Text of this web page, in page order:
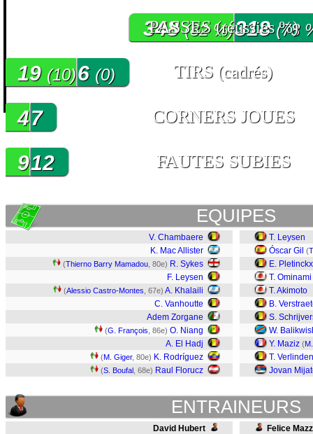
PASSES(réussies %)
348(82 %)318(78
TIRS (cadrés)
19 (10)6 (0)
CORNERS JOUES
47
FAUTES SUBIES
912
EQUIPES
V. Chambaere
K. Mac Allister
(Thierno Barry Mamadou , 80e) R. Sykes
F. Leysen
(Alessio Castro-Montes , 67e) A. Khalaili
C. Vanhoutte
Adem Zorgane
(G. François , 86e) O. Niang
A. El Hadj
(M. Giger, 80e) K. Rodríguez
(S. Boufal , 68e) Raul Florucz
T. Leysen
Óscar Gil (
E. Pletinckx
T. Ominami
T. Akimoto
B.
S.
W.
Y. Maziz (
T. Verlinden
Jovan
ENTRAINEURS
David Hubert Felice